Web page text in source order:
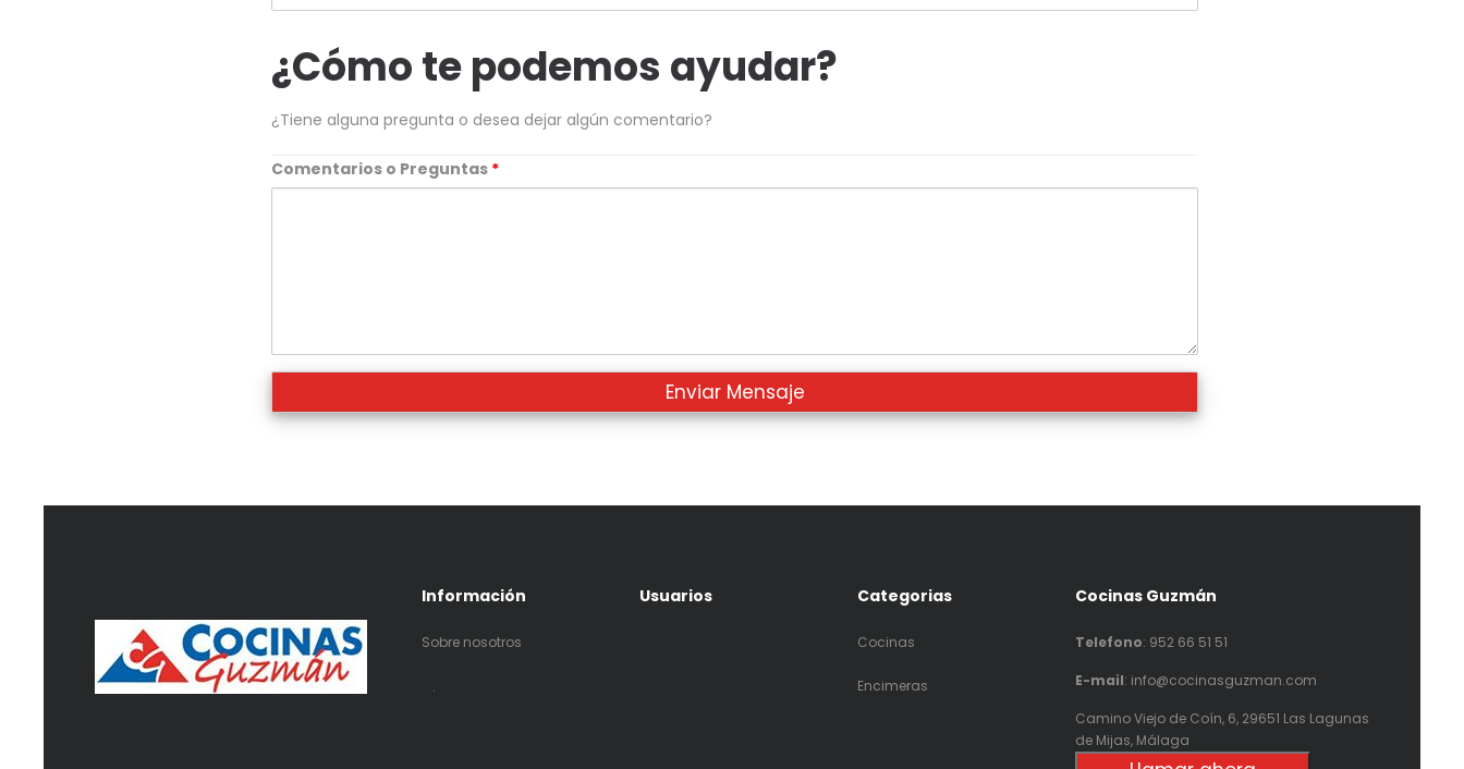
de
¿Cómo te podemos ayudar?
¿Tiene alguna pregunta o desea dejar algún comentario?
Comentarios o Preguntas *
Información
Sobre nosotros
.
Usuarios Categorias
Cocinas
Encimeras
Cocinas Guzmán
Telefono: 952 66 51 51
E-mail: info@cocinasguzman.com
Camino Viejo de Coín, 6, 29651 Las Lagunas
de Mijas, Málaga